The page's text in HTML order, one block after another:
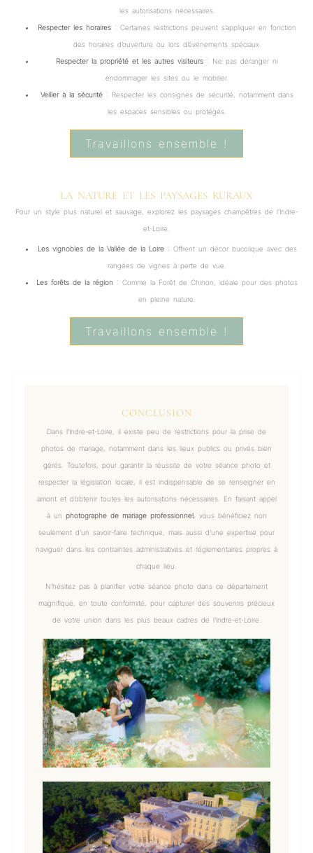
les autorisations nécessaires.
Respecter les horaires : Certaines restrictions peuvent s’appliquer en fonction
des horaires d’ouverture ou lors d’événements spéciaux.
Respecter la propriété et les autres visiteurs : Ne pas déranger ni
endommager les sites ou le mobilier.
Veiller à la sécurité : Respecter les consignes de sécurité, notamment dans
les espaces sensibles ou protégés.
Travaillons ensemble !
LA NATURE ET LES PAYSAGES RURAUX
Pour un style plus naturel et sauvage, explorez les paysages champêtres de l’Indre-
et-Loire.
Les vignobles de la Vallée de la Loire: Offrent un décor bucolique avec des
rangées de vignes à perte de vue.
Les forêts de la région : Comme la Forêt de Chinon, idéale pour des photos
en pleine nature.
Travaillons ensemble !
CONCLUSION
Dans l’Indre-et-Loire, il existe peu de restrictions pour la prise de
photos de mariage, notamment dans les lieux publics ou privés bien
gérés. Toutefois, pour garantir la réussite de votre séance photo et
respecter la législation locale, il est indispensable de se renseigner en
amont et d’obtenir toutes les autorisations nécessaires. En faisant appel
à un photographe de mariage professionnel, vous bénéficiez non
seulement d’un savoir-faire technique, mais aussi d’une expertise pour
naviguer dans les contraintes administratives et réglementaires propres à
chaque lieu.
N’hésitez pas à planifier votre séance photo dans ce département
magnifique, en toute conformité, pour capturer des souvenirs précieux
de votre union dans les plus beaux cadres de l’Indre-et-Loire.